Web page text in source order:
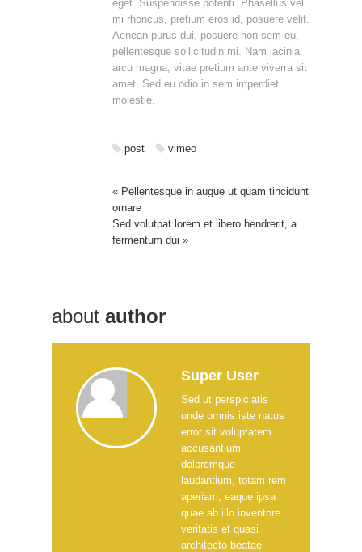
eget. Suspendisse potenti. Phasellus vel
mi rhoncus, pretium eros id, posuere velit.
Aenean purus dui, posuere non sem eu,
pellentesque sollicitudin mi. Nam lacinia
arcu magna, vitae pretium ante viverra sit
amet. Sed eu odio in sem imperdiet
molestie.
post vimeo
« Pellentesque in augue ut quam tincidunt
ornare
Sed volutpat lorem et libero hendrerit, a
fermentum dui »
about author
Super User
Sed ut perspiciatis
unde omnis iste natus
error sit voluptatem
accusantium
doloremque
laudantium, totam rem
aperiam, eaque ipsa
quae ab illo inventore
veritatis et quasi
architecto beatae